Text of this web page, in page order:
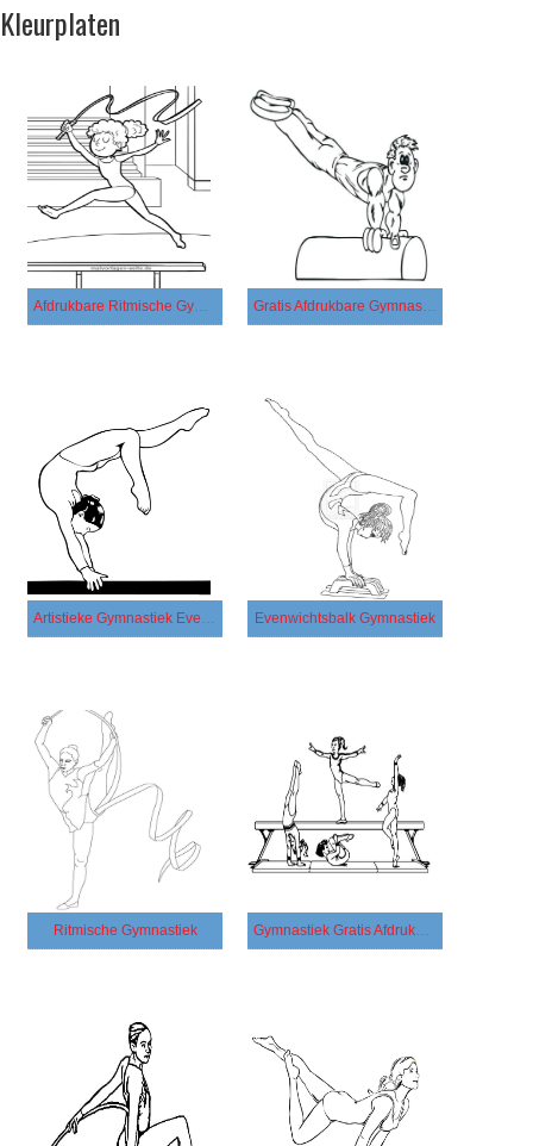
Kleurplaten
Afdrukbare Ritmische Gymnastiek Gratis Afdrukbare Gymnastiek
Artistieke Gymnastiek Evenwichtsbalk Evenwichtsbalk Gymnastiek
Ritmische Gymnastiek Gymnastiek Gratis Afdrukbaar